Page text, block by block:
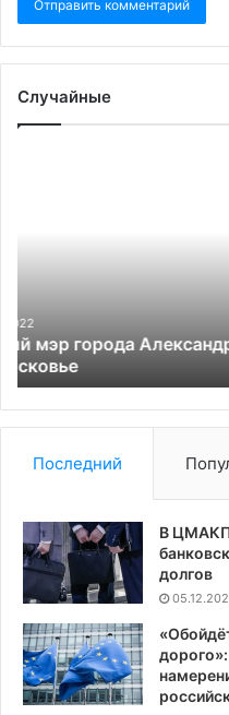
Случайные
в
Премьер Канады
необъявленным
Последний
В ЦМАКП
долгов
дорого»: